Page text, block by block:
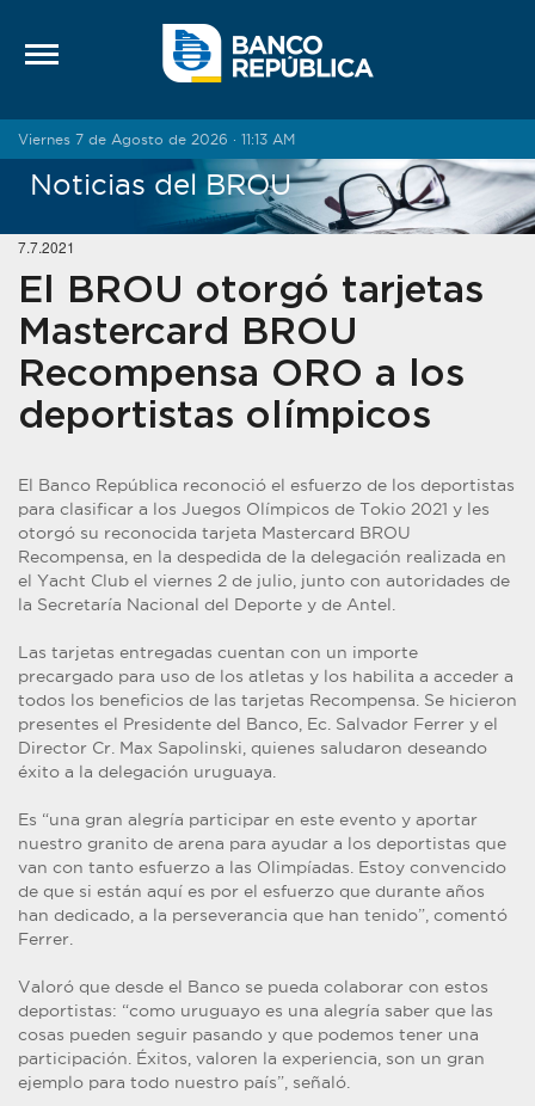
Viernes 7 de Agosto de 2026 · 11:13 AM
Noticias del BROU
7.7.2021
El BROU otorgó tarjetas
Mastercard BROU
Recompensa ORO a los
deportistas olímpicos
El Banco República reconoció el esfuerzo de los deportistas
para clasificar a los Juegos Olímpicos de Tokio 2021 y les
otorgó su reconocida tarjeta Mastercard BROU
Recompensa, en la despedida de la delegación realizada en
el Yacht Club el viernes 2 de julio, junto con autoridades de
la Secretaría Nacional del Deporte y de Antel.
Las tarjetas entregadas cuentan con un importe
precargado para uso de los atletas y los habilita a acceder a
todos los beneficios de las tarjetas Recompensa. Se hicieron
presentes el Presidente del Banco, Ec. Salvador Ferrer y el
Director Cr. Max Sapolinski, quienes saludaron deseando
éxito a la delegación uruguaya.
Es “una gran alegría participar en este evento y aportar
nuestro granito de arena para ayudar a los deportistas que
van con tanto esfuerzo a las Olimpíadas. Estoy convencido
de que si están aquí es por el esfuerzo que durante años
han dedicado, a la perseverancia que han tenido”, comentó
Ferrer.
Valoró que desde el Banco se pueda colaborar con estos
deportistas: “como uruguayo es una alegría saber que las
cosas pueden seguir pasando y que podemos tener una
participación. Éxitos, valoren la experiencia, son un gran
ejemplo para todo nuestro país”, señaló.